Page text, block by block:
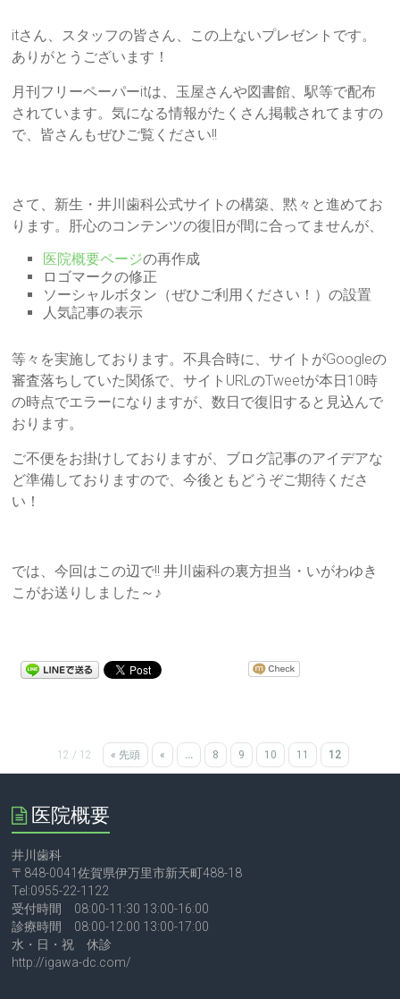
itさん、スタッフの皆さん、この上ないプレゼントです。
ありがとうございます！
月刊フリーペーパーitは、玉屋さんや図書館、駅等で配布
されています。気になる情報がたくさん掲載されてますの
で、皆さんもぜひご覧ください!!
さて、新生・井川歯科公式サイトの構築、黙々と進めてお
ります。肝心のコンテンツの復旧が間に合ってませんが、
医院概要ページの再作成
ロゴマークの修正
ソーシャルボタン（ぜひご利用ください！）の設置
人気記事の表示
等々を実施しております。不具合時に、サイトがGoogleの
審査落ちしていた関係で、サイトURLのTweetが本日10時
の時点でエラーになりますが、数日で復旧すると見込んで
おります。
ご不便をお掛けしておりますが、ブログ記事のアイデアな
ど準備しておりますので、今後ともどうぞご期待くださ
い！
では、今回はこの辺で!! 井川歯科の裏方担当・いがわゆき
こがお送りしました～♪
12 / 12 « 先頭 « ... 8 9 10 11 12
医院概要
井川歯科
〒848-0041佐賀県伊万里市新天町488-18
Tel:0955-22-1122
受付時間 08:00-11:30 13:00-16:00
診療時間 08:00-12:00 13:00-17:00
水・日・祝 休診
http://igawa-dc.com/